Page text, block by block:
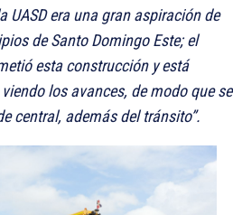
UASD era una gran aspiración de
de Santo Domingo Este; el
esta construcción y está
los avances, de modo que
central, además del tránsito”.